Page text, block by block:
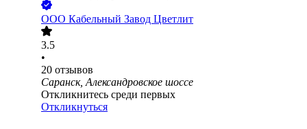
ООО Кабельный Завод Цветлит
3.5
•
20 отзывов
Саранск, Александровское шоссе
Откликнитесь среди первых
Откликнуться